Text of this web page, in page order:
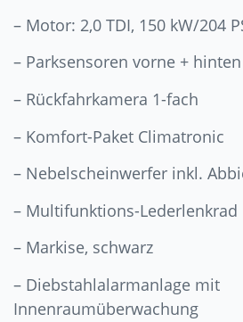
– Motor: 2,0 TDI, 150 kW/204
– Parksensoren vorne + hinten
– Rückfahrkamera 1-fach
– Komfort-Paket Climatronic
– Nebelscheinwerfer inkl.
– Multifunktions-Lederlenkrad
– Markise, schwarz
– Diebstahlalarmanlage mit
Innenraumüberwachung